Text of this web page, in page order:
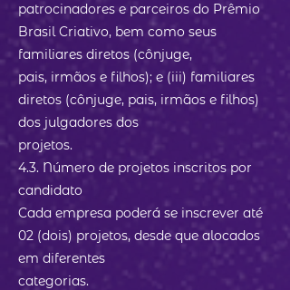
patrocinadores e parceiros do Prêmio
Brasil Criativo, bem como seus
familiares diretos (cônjuge,
pais, irmãos e filhos); e (iii) familiares
diretos (cônjuge, pais, irmãos e filhos)
dos julgadores dos
projetos.
4.3. Número de projetos inscritos por
candidato
Cada empresa poderá se inscrever até
02 (dois) projetos, desde que alocados
em diferentes
categorias.